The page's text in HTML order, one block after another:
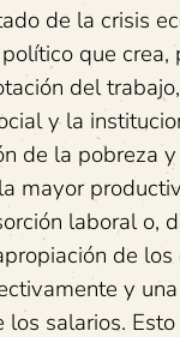
de la crisis
que crea,
del
y la
de la pobreza
mayor
laboral o,
de
y
los salarios.